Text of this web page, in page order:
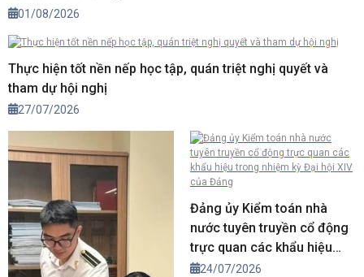
01/08/2026
Thực hiện tốt nền nếp học tập, quán triệt nghị quyết và
tham dự hội nghị
27/07/2026
Đảng ủy Kiểm toán nhà
nước tuyên truyền cổ động
trực quan các khẩu hiệu
trong nhiệm kỳ Đại hội XIV
24/07/2026